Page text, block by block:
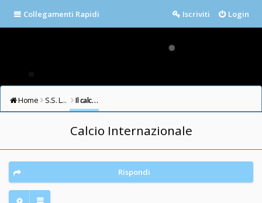
Collegamenti Rapidi Login
Iscriviti
Home S.S. LAZIO FORUM Il calcio in testa
Calcio Internazionale
Rispondi